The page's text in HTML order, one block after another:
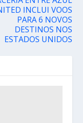
INCLUI VOOS
PARA 6 NOVOS
DESTINOS NOS
ESTADOS UNIDOS